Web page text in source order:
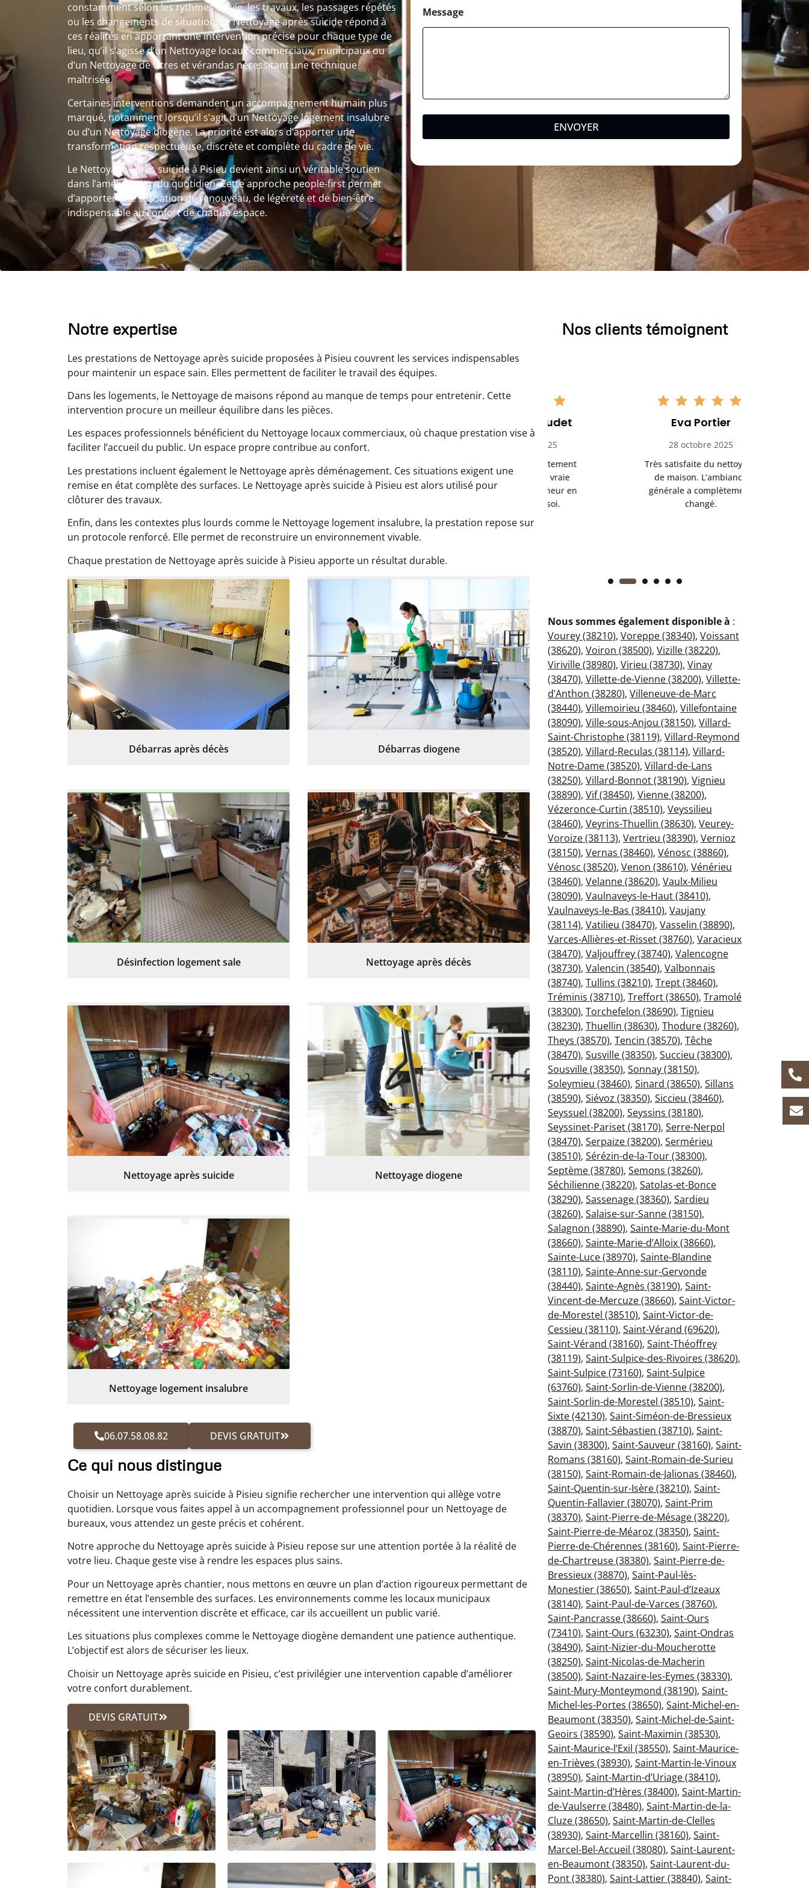
constamment selon les rythmes de vie, les travaux, les passages répétés
ou les changements de situation. Le Nettoyage après suicide répond à
ces réalités en apportant une intervention précise pour chaque type de
lieu, qu’il s’agisse d’un Nettoyage locaux commerciaux, municipaux ou
d’un Nettoyage de vitres et vérandas nécessitant une technique
maîtrisée.
Certaines interventions demandent un accompagnement humain plus
marqué, notamment lorsqu’il s’agit d’un Nettoyage logement insalubre
ou d’un Nettoyage diogène. La priorité est alors d’apporter une
transformation respectueuse, discrète et complète du cadre de vie.
Le Nettoyage après suicide à Pisieu devient ainsi un véritable soutien
dans l’amélioration du quotidien. Cette approche people-first permet
d’apporter une sensation de renouveau, de légèreté et de bien-être
indispensable au confort de chaque espace.
Message
ENVOYER
Notre expertise
Les prestations de Nettoyage après suicide proposées à Pisieu couvrent les services indispensables
pour maintenir un espace sain. Elles permettent de faciliter le travail des équipes.
Dans les logements, le Nettoyage de maisons répond au manque de temps pour entretenir. Cette
intervention procure un meilleur équilibre dans les pièces.
Les espaces professionnels bénéficient du Nettoyage locaux commerciaux, où chaque prestation vise à
faciliter l’accueil du public. Un espace propre contribue au confort.
Les prestations incluent également le Nettoyage après déménagement. Ces situations exigent une
remise en état complète des surfaces. Le Nettoyage après suicide à Pisieu est alors utilisé pour
clôturer des travaux.
Enfin, dans les contextes plus lourds comme le Nettoyage logement insalubre, la prestation repose sur
un protocole renforcé. Elle permet de reconstruire un environnement vivable.
Chaque prestation de Nettoyage après suicide à Pisieu apporte un résultat durable.
Débarras après décès Débarras diogene
Désinfection logement sale Nettoyage après décès
Nettoyage après suicide Nettoyage diogene
Nettoyage logement insalubre
06.07.58.08.82 DEVIS GRATUIT
Ce qui nous distingue
Choisir un Nettoyage après suicide à Pisieu signifie rechercher une intervention qui allège votre
quotidien. Lorsque vous faites appel à un accompagnement professionnel pour un Nettoyage de
bureaux, vous attendez un geste précis et cohérent.
Notre approche du Nettoyage après suicide à Pisieu repose sur une attention portée à la réalité de
votre lieu. Chaque geste vise à rendre les espaces plus sains.
Pour un Nettoyage après chantier, nous mettons en œuvre un plan d’action rigoureux permettant de
remettre en état l’ensemble des surfaces. Les environnements comme les locaux municipaux
nécessitent une intervention discrète et efficace, car ils accueillent un public varié.
Les situations plus complexes comme le Nettoyage diogène demandent une patience authentique.
L’objectif est alors de sécuriser les lieux.
Choisir un Nettoyage après suicide en Pisieu, c’est privilégier une intervention capable d’améliorer
votre confort durablement.
DEVIS GRATUIT
Nos clients témoignent
15 décembre 2025
très réussi. Tout a été remis
en état rapidement et
impeccable. Une vraie
sensation de fraîcheur en
Eva Portier
28 octobre 2025
Très satisfaite du nettoyage
de maison. L’ambiance
générale a complètement
Nous sommes également disponible à :
Vourey (38210), Voreppe (38340), Voissant
(38620), Voiron (38500), Vizille (38220),
Viriville (38980), Virieu (38730), Vinay
(38470), Villette-de-Vienne (38200), Villette-
d’Anthon (38280), Villeneuve-de-Marc
(38440), Villemoirieu (38460), Villefontaine
(38090), Ville-sous-Anjou (38150), Villard-
Saint-Christophe (38119), Villard-Reymond
(38520), Villard-Reculas (38114), Villard-
Notre-Dame (38520), Villard-de-Lans
(38250), Villard-Bonnot (38190), Vignieu
(38890), Vif (38450), Vienne (38200),
Vézeronce-Curtin (38510), Veyssilieu
(38460), Veyrins-Thuellin (38630), Veurey-
Voroize (38113), Vertrieu (38390), Vernioz
(38150), Vernas (38460), Vénosc (38860),
Vénosc (38520), Venon (38610), Vénérieu
(38460), Velanne (38620), Vaulx-Milieu
(38090), Vaulnaveys-le-Haut (38410),
Vaulnaveys-le-Bas (38410), Vaujany
(38114), Vatilieu (38470), Vasselin (38890),
Varces-Allières-et-Risset (38760), Varacieux
(38470), Valjouffrey (38740), Valencogne
(38730), Valencin (38540), Valbonnais
(38740), Tullins (38210), Trept (38460),
Tréminis (38710), Treffort (38650), Tramolé
(38300), Torchefelon (38690), Tignieu
(38230), Thuellin (38630), Thodure (38260),
Theys (38570), Tencin (38570), Têche
(38470), Susville (38350), Succieu (38300),
Sousville (38350), Sonnay (38150),
Soleymieu (38460), Sinard (38650), Sillans
(38590), Siévoz (38350), Siccieu (38460),
Seyssuel (38200), Seyssins (38180),
Seyssinet-Pariset (38170), Serre-Nerpol
(38470), Serpaize (38200), Sermérieu
(38510), Sérézin-de-la-Tour (38300),
Septème (38780), Semons (38260),
Séchilienne (38220), Satolas-et-Bonce
(38290), Sassenage (38360), Sardieu
(38260), Salaise-sur-Sanne (38150),
Salagnon (38890), Sainte-Marie-du-Mont
(38660), Sainte-Marie-d’Alloix (38660),
Sainte-Luce (38970), Sainte-Blandine
(38110), Sainte-Anne-sur-Gervonde
(38440), Sainte-Agnès (38190), Saint-
Vincent-de-Mercuze (38660), Saint-Victor-
de-Morestel (38510), Saint-Victor-de-
Cessieu (38110), Saint-Vérand (69620),
Saint-Vérand (38160), Saint-Théoffrey
(38119), Saint-Sulpice-des-Rivoires (38620),
Saint-Sulpice (73160), Saint-Sulpice
(63760), Saint-Sorlin-de-Vienne (38200),
Saint-Sorlin-de-Morestel (38510), Saint-
Sixte (42130), Saint-Siméon-de-Bressieux
(38870), Saint-Sébastien (38710), Saint-
Savin (38300), Saint-Sauveur (38160), Saint-
Romans (38160), Saint-Romain-de-Surieu
(38150), Saint-Romain-de-Jalionas (38460),
Saint-Quentin-sur-Isère (38210), Saint-
Quentin-Fallavier (38070), Saint-Prim
(38370), Saint-Pierre-de-Mésage (38220),
Saint-Pierre-de-Méaroz (38350), Saint-
Pierre-de-Chérennes (38160), Saint-Pierre-
de-Chartreuse (38380), Saint-Pierre-de-
Bressieux (38870), Saint-Paul-lès-
Monestier (38650), Saint-Paul-d’Izeaux
(38140), Saint-Paul-de-Varces (38760),
Saint-Pancrasse (38660), Saint-Ours
(73410), Saint-Ours (63230), Saint-Ondras
(38490), Saint-Nizier-du-Moucherotte
(38250), Saint-Nicolas-de-Macherin
(38500), Saint-Nazaire-les-Eymes (38330),
Saint-Mury-Monteymond (38190), Saint-
Michel-les-Portes (38650), Saint-Michel-en-
Beaumont (38350), Saint-Michel-de-Saint-
Geoirs (38590), Saint-Maximin (38530),
Saint-Maurice-l’Exil (38550), Saint-Maurice-
en-Trièves (38930), Saint-Martin-le-Vinoux
(38950), Saint-Martin-d’Uriage (38410),
Saint-Martin-d’Hères (38400), Saint-Martin-
de-Vaulserre (38480), Saint-Martin-de-la-
Cluze (38650), Saint-Martin-de-Clelles
(38930), Saint-Marcellin (38160), Saint-
Marcel-Bel-Accueil (38080), Saint-Laurent-
en-Beaumont (38350), Saint-Laurent-du-
Pont (38380), Saint-Lattier (38840), Saint-